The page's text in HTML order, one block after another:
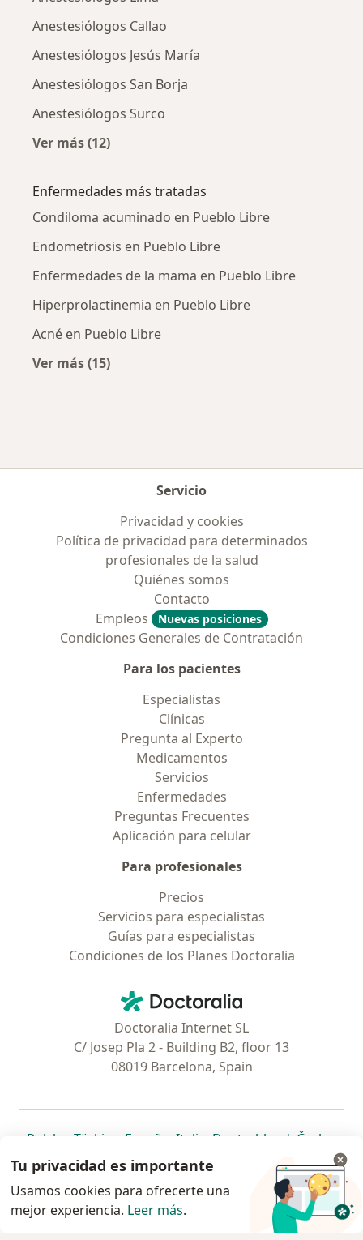
Anestesiólogos Callao
Anestesiólogos Jesús María
Anestesiólogos San Borja
Anestesiólogos Surco
Ver más (12)
Enfermedades más tratadas
Condiloma acuminado en Pueblo Libre
Endometriosis en Pueblo Libre
Enfermedades de la mama en Pueblo Libre
Hiperprolactinemia en Pueblo Libre
Acné en Pueblo Libre
Ver más (15)
Servicio
Privacidad y cookies
Política de privacidad para determinados
profesionales de la salud
Quiénes somos
Contacto
Empleos
Nuevas posiciones
Condiciones Generales de Contratación
Para los pacientes
Especialistas
Clínicas
Pregunta al Experto
Medicamentos
Servicios
Enfermedades
Preguntas Frecuentes
Aplicación para celular
Para profesionales
Precios
Servicios para especialistas
Guías para especialistas
Condiciones de los Planes Doctoralia
Doctoralia - Página de inicio
Doctoralia Internet SL
C/ Josep Pla 2 - Building B2, floor 13
08019 Barcelona, Spain
Polska se abre en una nueva pestaña
Türkiye se abre en una nueva pestaña
España se abre en una nueva pestaña
Italia se abre en una nueva
Deutschlandse abre en
Česko
Portugal
se abre en una nueva pestaña
México se abre en una nueva pestaña
Chile se abre en una nueva pestaña
Brasil se abre en una nueva
se abre en
se
se abre en una nueva
www.doctoralia.pe © 2026 - Encuentra tu
Tu privacidad es importante
Usamos cookies para ofrecerte una
mejor experiencia. Leer más.